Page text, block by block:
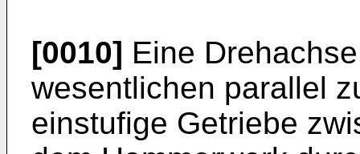
[0010] Eine
wesentlichen parallel
einstufige Getriebe